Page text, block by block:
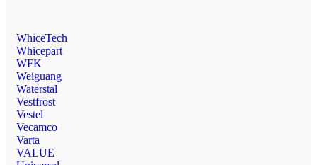
WhiceTech
Whicepart
WFK
Weiguang
Waterstal
Vestfrost
Vestel
Vecamco
Varta
VALUE